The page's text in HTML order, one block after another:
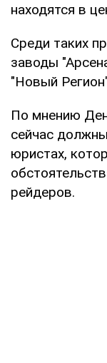
находятся в
Среди таких
заводы
"Новый
По мнению
сейчас
юристах,
рейдеров.